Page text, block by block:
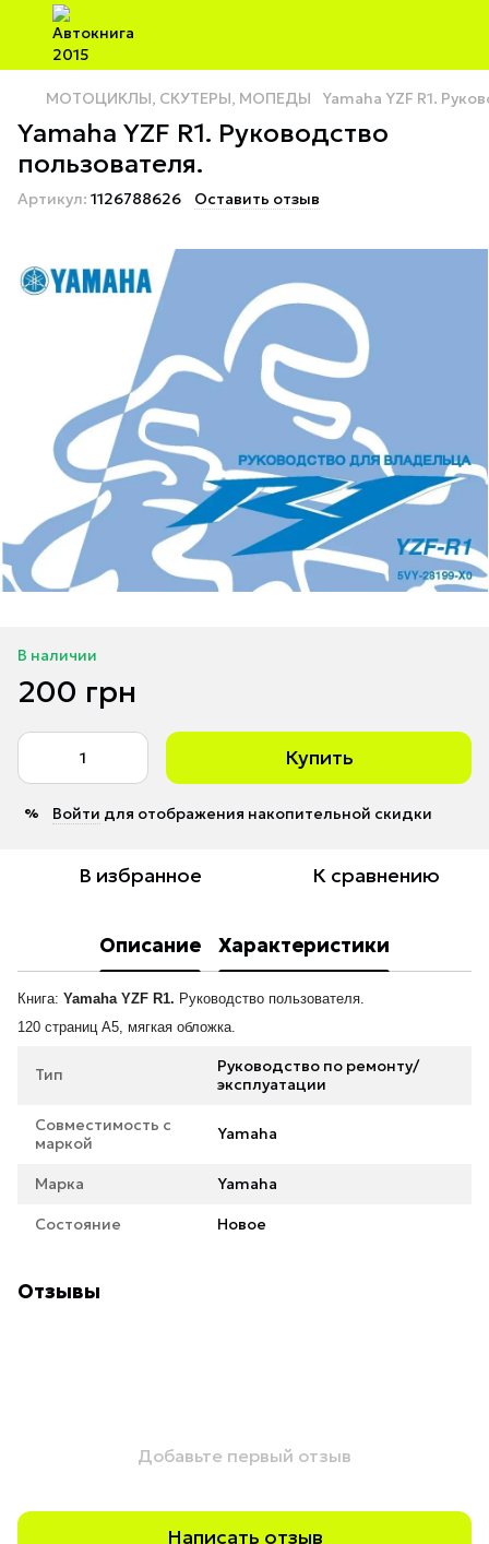
МОТОЦИКЛЫ, СКУТЕРЫ, МОПЕДЫ Yamaha YZF R1.
Yamaha YZF R1. Руководство
пользователя.
Артикул: 1126788626 Оставить отзыв
В наличии
200 грн
Купить
% Войти для отображения накопительной скидки
В избранное К сравнению
Описание Характеристики
Книга: Yamaha YZF R1. Руководство пользователя.
120 страниц А5, мягкая обложка.
Тип
Руководство по ремонту/
эксплуатации
Совместимость с
маркой
Yamaha
Марка Yamaha
Состояние Новое
Отзывы
Добавьте первый отзыв
Написать отзыв